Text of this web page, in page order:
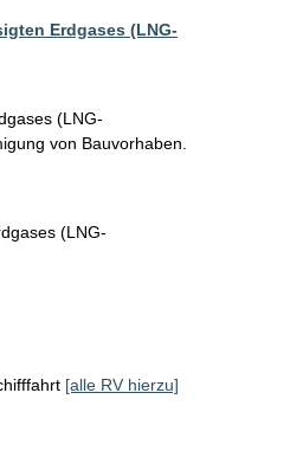
Erdgases (LNG-
(LNG-
von Bauvorhaben.
(LNG-
[alle RV hierzu]